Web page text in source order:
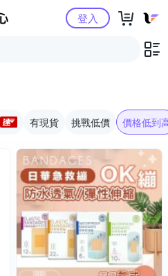
Yahoo購物中心登入
有現貨 挑戰低價 價格低到